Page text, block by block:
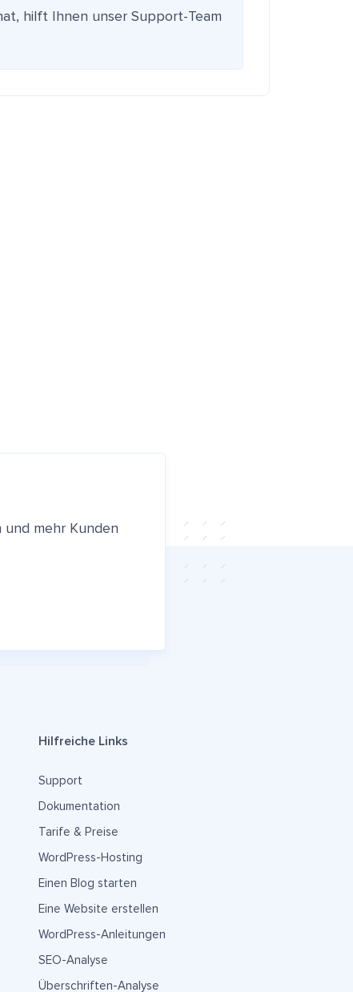
hilft Ihnen unser Support-Team
und mehr Kunden
Hilfreiche Links
Support
Dokumentation
Tarife & Preise
WordPress-Hosting
Einen Blog starten
Eine Website erstellen
WordPress-Anleitungen
SEO-Analyse
Überschriften-Analyse